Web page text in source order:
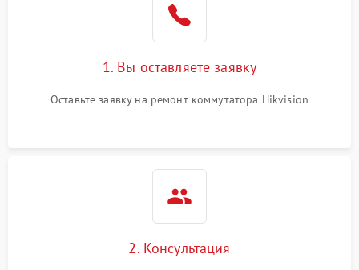
1. Вы оставляете заявку
Оставьте заявку на ремонт коммутатора Hikvision
2. Консультация